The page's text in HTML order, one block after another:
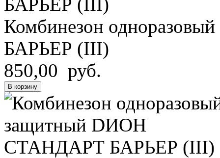
Комбинезон
БАРЬЕР (III)
850,00 руб.
В корзину